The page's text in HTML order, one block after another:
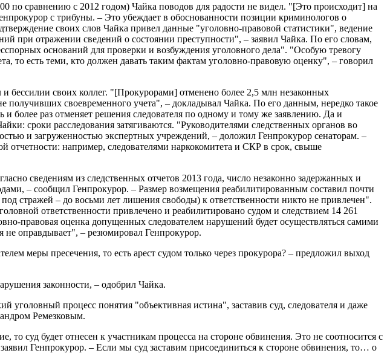
по сравнению с 2012 годом) Чайка поводов для радости не видел. "[Это происходит] на
с трибуны. – Это убеждает в обоснованности позиции криминологов о
своих слов Чайка привел данные "уголовно-правовой статистики", ведение
при отражении сведений о состоянии преступности", – заявил Чайка. По его словам,
оснований для проверки и возбуждения уголовного дела". "Особую тревогу
то есть теми, кто должен давать таким фактам уголовно-правовую оценку", – говорил
бессилии своих коллег. "[Прокурорами] отменено более 2,5 млн незаконных
своевременного учета", – докладывал Чайка. По его данным, нередко такое
более раз отменяет решения следователя по одному и тому же заявлению. Да и
сроки расследования затягиваются. "Руководителями следственных органов во
и загруженностью экспертных учреждений, – доложил Генпрокурор сенаторам. –
отчетности: например, следователями наркокомитета и СКР в срок, свыше
сведениям из следственных отчетов 2013 года, число незаконно задержанных и
– сообщил Генпрокурор. – Размер возмещения реабилитированным составил почти
стражей – до восьми лет лишения свободы) к ответственности никто не привлечен".
ответственности привлечено и реабилитировано судом и следствием 14 261
правовая оценка допущенных следователем нарушений будет осуществляться самими
оправдывает", – резюмировал Генпрокурор.
меры пресечения, то есть арест судом только через прокурора? – предложил выход
законности, – одобрил Чайка.
процесс понятия "объективная истина", заставив суд, следователя и даже
Ремезковым.
суд будет отнесен к участникам процесса на стороне обвинения. Это не соотносится с
Генпрокурор. – Если мы суд заставим присоединиться к стороне обвинения, то… о